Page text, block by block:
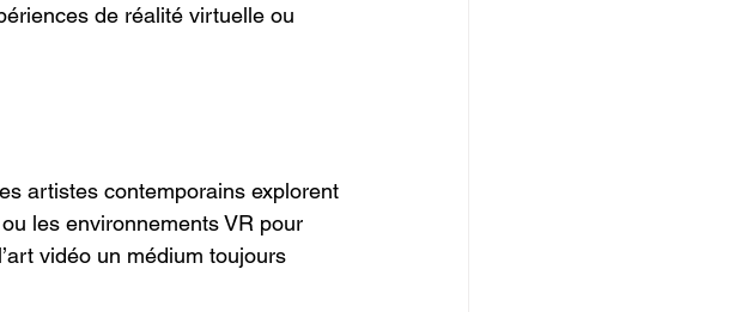
de réalité virtuelle ou
artistes contemporains explorent
les environnements VR pour
vidéo un médium toujours